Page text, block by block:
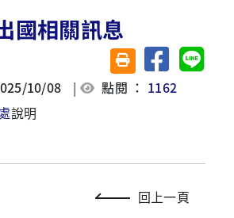
國相關訊息
友善列印(另開視窗)
分享至臉書分享
10/08 | 點閱 ： 1162
說明
回上一頁